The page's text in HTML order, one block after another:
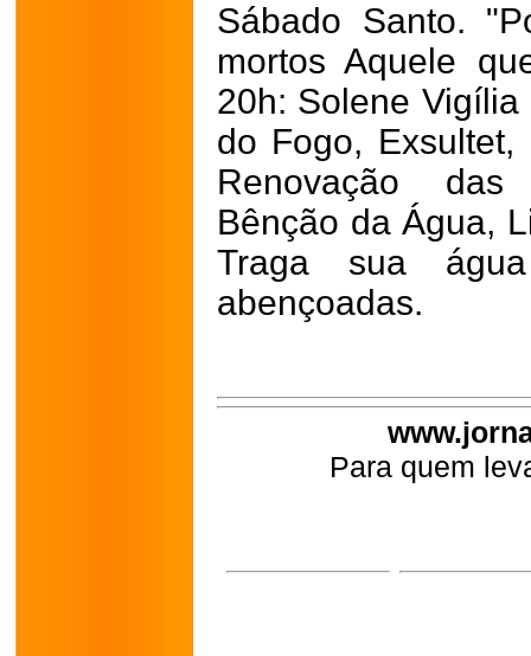
Sábado Santo.
mortos Aquele
20h: Solene
do Fogo, Exsultet,
Renovação das
Bênção da Água,
Traga sua
abençoadas.
Para quem